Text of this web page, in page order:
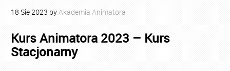
18 Sie2023 byAkademia Animatora
Kurs Animatora 2023 – Kurs
Stacjonarny